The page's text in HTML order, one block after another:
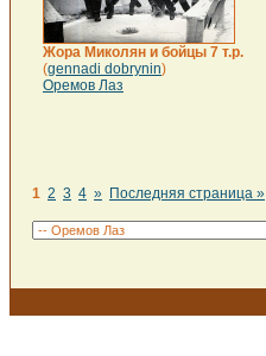
Жора Миколян и бойцы 7 т.р.
(gennadi dobrynin)
Оремов Лаз
1 2 3 4 » Последняя страница »